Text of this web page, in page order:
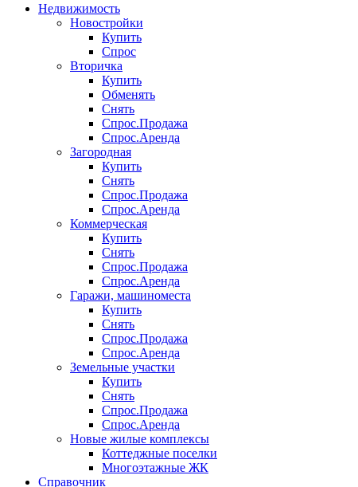
Недвижимость
Новостройки
Купить
Спрос
Вторичка
Купить
Обменять
Снять
Спрос.Продажа
Спрос.Аренда
Загородная
Купить
Снять
Спрос.Продажа
Спрос.Аренда
Коммерческая
Купить
Снять
Спрос.Продажа
Спрос.Аренда
Гаражи, машиноместа
Купить
Снять
Спрос.Продажа
Спрос.Аренда
Земельные участки
Купить
Снять
Спрос.Продажа
Спрос.Аренда
Новые жилые комплексы
Коттеджные поселки
Многоэтажные ЖК
Справочник